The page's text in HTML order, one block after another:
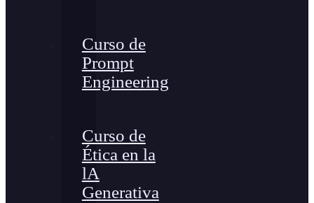
Curso de
Prompt
Engineering
Curso de
Ética en la
lA
Generativa